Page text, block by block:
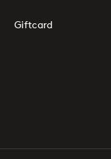
Giftcard